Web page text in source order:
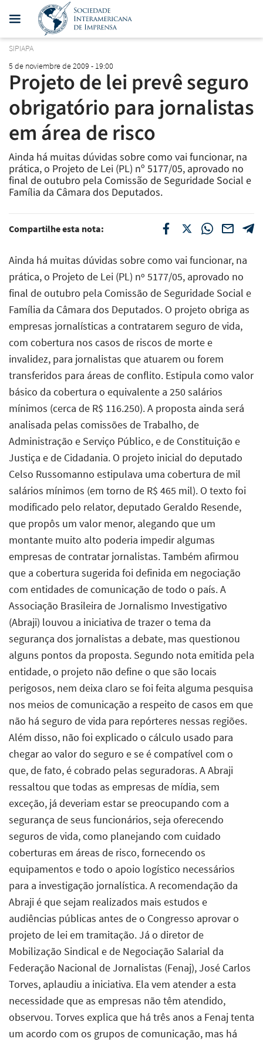
SIPIAPA
5 de noviembre de 2009 - 19:00
Projeto de lei prevê seguro
obrigatório para jornalistas
em área de risco
Ainda há muitas dúvidas sobre como vai funcionar, na
prática, o Projeto de Lei (PL) nº 5177/05, aprovado no
final de outubro pela Comissão de Seguridade Social e
Família da Câmara dos Deputados.
Compartilhe esta nota:
Ainda há muitas dúvidas sobre como vai funcionar, na
prática, o Projeto de Lei (PL) nº 5177/05, aprovado no
final de outubro pela Comissão de Seguridade Social e
Família da Câmara dos Deputados. O projeto obriga as
empresas jornalísticas a contratarem seguro de vida,
com cobertura nos casos de riscos de morte e
invalidez, para jornalistas que atuarem ou forem
transferidos para áreas de conflito. Estipula como valor
básico da cobertura o equivalente a 250 salários
mínimos (cerca de R$ 116.250). A proposta ainda será
analisada pelas comissões de Trabalho, de
Administração e Serviço Público, e de Constituição e
Justiça e de Cidadania. O projeto inicial do deputado
Celso Russomanno estipulava uma cobertura de mil
salários mínimos (em torno de R$ 465 mil). O texto foi
modificado pelo relator, deputado Geraldo Resende,
que propôs um valor menor, alegando que um
montante muito alto poderia impedir algumas
empresas de contratar jornalistas. Também afirmou
que a cobertura sugerida foi definida em negociação
com entidades de comunicação de todo o país. A
Associação Brasileira de Jornalismo Investigativo
(Abraji) louvou a iniciativa de trazer o tema da
segurança dos jornalistas a debate, mas questionou
alguns pontos da proposta. Segundo nota emitida pela
entidade, o projeto não define o que são locais
perigosos, nem deixa claro se foi feita alguma pesquisa
nos meios de comunicação a respeito de casos em que
não há seguro de vida para repórteres nessas regiões.
Além disso, não foi explicado o cálculo usado para
chegar ao valor do seguro e se é compatível com o
que, de fato, é cobrado pelas seguradoras. A Abraji
ressaltou que todas as empresas de mídia, sem
exceção, já deveriam estar se preocupando com a
segurança de seus funcionários, seja oferecendo
seguros de vida, como planejando com cuidado
coberturas em áreas de risco, fornecendo os
equipamentos e todo o apoio logístico necessários
para a investigação jornalística. A recomendação da
Abraji é que sejam realizados mais estudos e
audiências públicas antes de o Congresso aprovar o
projeto de lei em tramitação. Já o diretor de
Mobilização Sindical e de Negociação Salarial da
Federação Nacional de Jornalistas (Fenaj), José Carlos
Torves, aplaudiu a iniciativa. Ela vem atender a esta
necessidade que as empresas não têm atendido,
observou. Torves explica que há três anos a Fenaj tenta
um acordo com os grupos de comunicação, mas há